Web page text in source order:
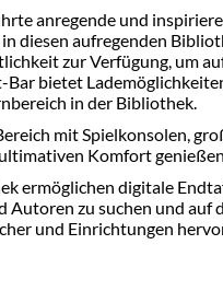
anregende und
diesen aufregenden
zur Verfügung, um
Bar bietet
in der Bibliothek.
mit Spielkonsolen,
Komfort
ermöglichen digitale
Autoren zu suchen und auf
und Einrichtungen